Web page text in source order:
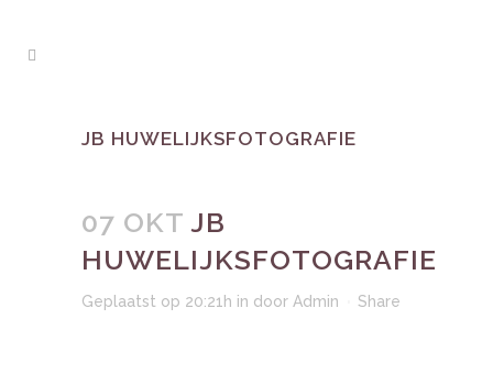
JB HUWELIJKSFOTOGRAFIE
07 OKT JB
HUWELIJKSFOTOGRAFIE
Geplaatst op 20:21h in door Admin Share